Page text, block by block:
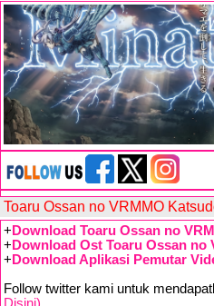
Toaru Ossan no VRMMO
+ Download Toaru Ossan no
+ Download Ost Toaru Ossan no
+ Download Aplikasi Pemutar
Follow twitter kami untuk